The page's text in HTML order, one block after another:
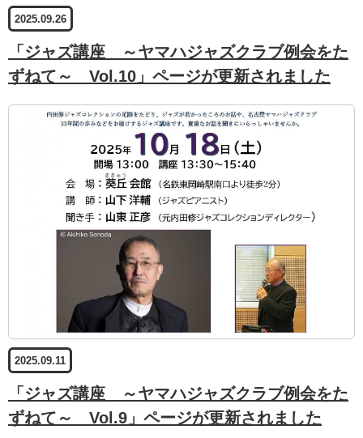
2025.09.26
「ジャズ講座 ～ヤマハジャズクラブ例会をた
ずねて～ Vol.10」ページが更新されました
2025.09.11
「ジャズ講座 ～ヤマハジャズクラブ例会をた
ずねて～ Vol.9」ページが更新されました